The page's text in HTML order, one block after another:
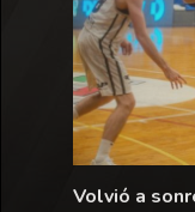
Volvió a